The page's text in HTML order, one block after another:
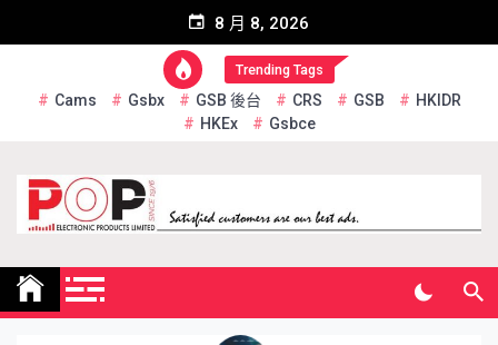
8 月 8, 2026
Trending Tags
Cams Gsbx GSB 後台 CRS GSB
HKIDR
HKEx
Gsbce
Pop Electronic Products
Limited